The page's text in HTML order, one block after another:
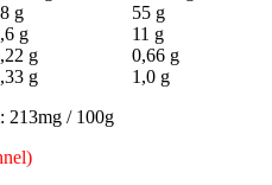
g
g
55 g
11 g
g
0,66 g
g
1,0 g
213mg / 100g